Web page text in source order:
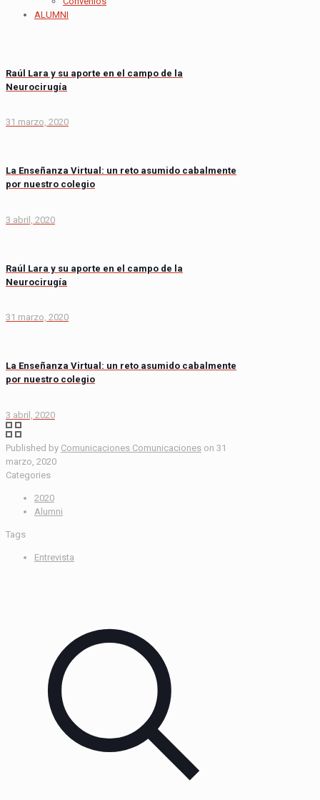
ALUMNI
Raúl Lara y su aporte en el campo de la
Neurocirugía
31 marzo, 2020
La Enseñanza Virtual: un reto asumido cabalmente
por nuestro colegio
3 abril, 2020
Raúl Lara y su aporte en el campo de la
Neurocirugía
31 marzo, 2020
La Enseñanza Virtual: un reto asumido cabalmente
por nuestro colegio
3 abril, 2020
Published by Comunicaciones Comunicaciones on 31
marzo, 2020
Categories
2020
Alumni
Tags
Entrevista